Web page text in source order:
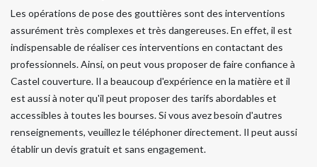
Les opérations de pose des gouttières sont des interventions
assurément très complexes et très dangereuses. En effet, il est
indispensable de réaliser ces interventions en contactant des
professionnels. Ainsi, on peut vous proposer de faire confiance à
Castel couverture. Il a beaucoup d'expérience en la matière et il
est aussi à noter qu'il peut proposer des tarifs abordables et
accessibles à toutes les bourses. Si vous avez besoin d'autres
renseignements, veuillez le téléphoner directement. Il peut aussi
établir un devis gratuit et sans engagement.